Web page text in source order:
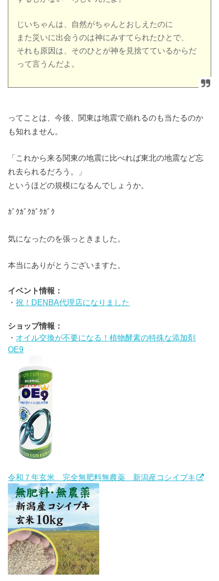
じいちゃんは、自然がちゃんとおしえたのに
また災いに出会うのは神にみすてられたひとで、
それも原因は、そのひとが神を見捨てているからだ
って言うんだよ。
ってことは、今後、関東は地震で崩れるのも当たるのか
も知れません。
「これから来る関東の地震に比べれば東北の地震など忘
れ去られるだろう。」
というほどの規模になるんでしょうか。
ｶﾞｸｶﾞｸｶﾞｸｶﾞｸ
気になったのを張っときました。
本当にありがとうございますた。
イベント情報：
・祝！DENBA代理店になりました
ショップ情報：
・ オイル交換が不要になる！植物酵素の特殊な添加剤
OE9
令和７年玄米 完全無肥料無農薬 新潟産コシイブキ